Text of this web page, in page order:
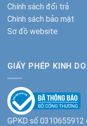
Chính sách đổi trả
Chính sách bảo mật
Sơ đồ website
GIẤY PHÉP KINH
GPKD số